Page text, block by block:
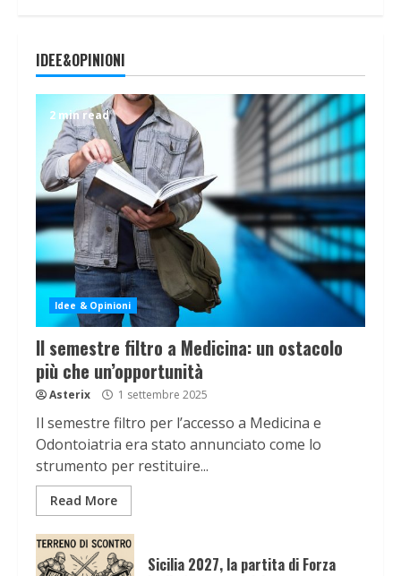
IDEE&OPINIONI
2 min read
Idee & Opinioni
Il semestre filtro a Medicina: un ostacolo
più che un’opportunità
Asterix 1 settembre 2025
Il semestre filtro per l’accesso a Medicina e
Odontoiatria era stato annunciato come lo
strumento per restituire...
Read More
Sicilia 2027, la partita di Forza